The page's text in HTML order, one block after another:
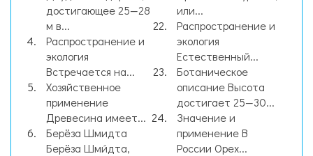
достигающее 25—28
м в...
Распространение и
экология
Встречается на...
Хозяйственное
применение
Древесина имеет...
Берёза Шмидта
Берёза Шми́дта,
или...
Распространение и
экология
Естественный...
Ботаническое
описание Высота
достигает 25—30...
Значение и
применение В
России Орех...